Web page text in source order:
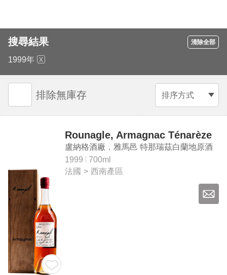
搜尋結果 清除全部
1999年
排序方式
排除無庫存
Rounagle, Armagnac Ténarèze
盧納格酒廠．雅馬邑 特那瑞茲白蘭地原酒
1999
700ml
法國 > 西南產區